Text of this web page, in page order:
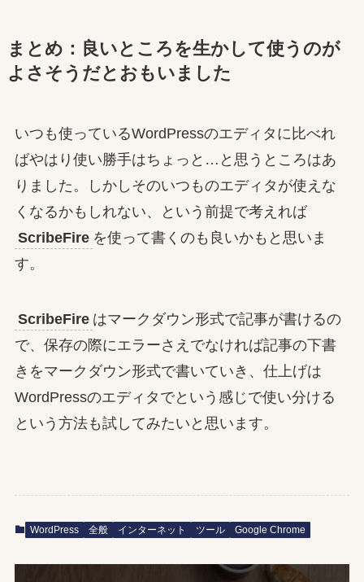
まとめ：良いところを生かして使うのが
よさそうだとおもいました
いつも使っているWordPressのエディタに比べれ
ばやはり使い勝手はちょっと…と思うところはあ
りました。しかしそのいつものエディタが使えな
くなるかもしれない、という前提で考えれば
ScribeFire を使って書くのも良いかもと思いま
す。
ScribeFire はマークダウン形式で記事が書けるの
で、保存の際にエラーさえでなければ記事の下書
きをマークダウン形式で書いていき、仕上げは
WordPressのエディタでという感じで使い分ける
という方法も試してみたいと思います。
WordPress 全般 インターネット ツール Google Chrome